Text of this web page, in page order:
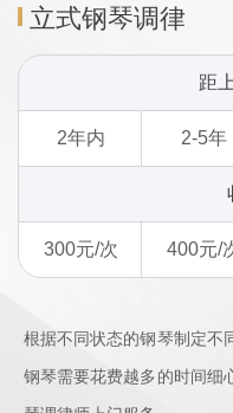
立式钢琴调律
距
2年内 2-5年
300元/次 400元/
根据不同状态的钢琴制定不
钢琴需要花费越多的时间细